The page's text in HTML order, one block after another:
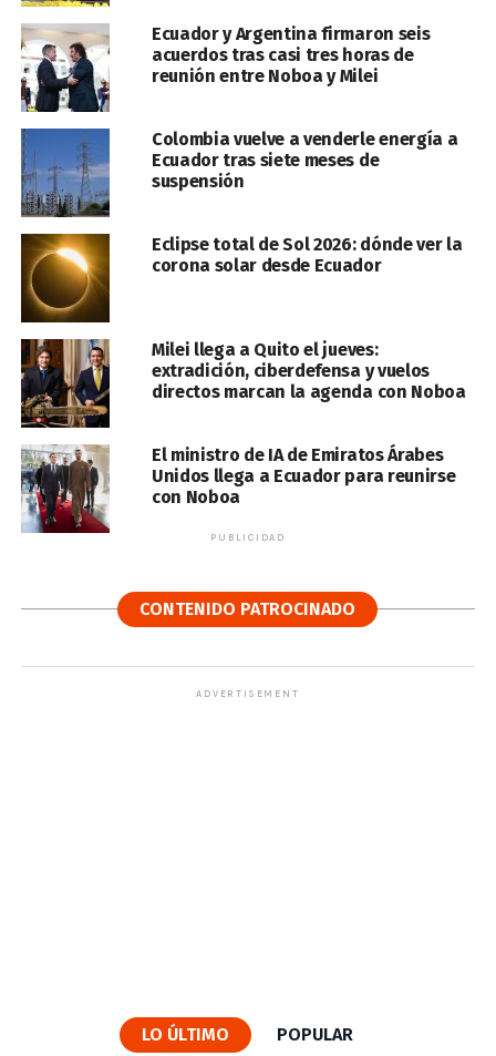
Ecuador y Argentina firmaron seis
acuerdos tras casi tres horas de
reunión entre Noboa y Milei
Colombia vuelve a venderle energía a
Ecuador tras siete meses de
suspensión
Eclipse total de Sol 2026: dónde ver la
corona solar desde Ecuador
Milei llega a Quito el jueves:
extradición, ciberdefensa y vuelos
directos marcan la agenda con Noboa
El ministro de IA de Emiratos Árabes
Unidos llega a Ecuador para reunirse
con Noboa
PUBLICIDAD
CONTENIDO PATROCINADO
ADVERTISEMENT
LO ÚLTIMO POPULAR